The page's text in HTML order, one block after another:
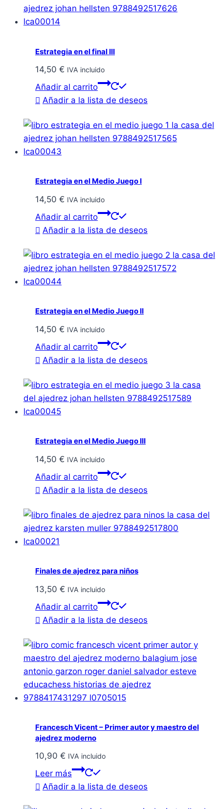
Estrategia en el final III
14,50 € IVA incluido
Añadir al carrito
Añadir a la lista de deseos
Estrategia en el Medio Juego I
14,50 € IVA incluido
Añadir al carrito
Añadir a la lista de deseos
Estrategia en el Medio Juego II
14,50 € IVA incluido
Añadir al carrito
Añadir a la lista de deseos
Estrategia en el Medio Juego III
14,50 € IVA incluido
Añadir al carrito
Añadir a la lista de deseos
Finales de ajedrez para niños
13,50 € IVA incluido
Añadir al carrito
Añadir a la lista de deseos
Francesch Vicent – Primer autor y maestro del
ajedrez moderno
10,90 € IVA incluido
Leer más
Añadir a la lista de deseos